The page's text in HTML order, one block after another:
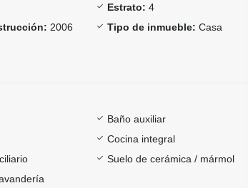
Estrato: 4
2006 Tipo de inmueble: Casa
Baño auxiliar
Cocina integral
Suelo de cerámica / mármol